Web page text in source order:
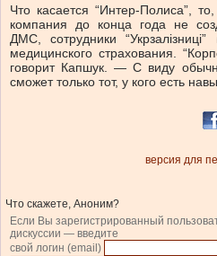
Что касается “Интер-Полиса”,
компания до конца года не
ДМС, сотрудники
медицинского страхования.
говорит Капшук. — С виду
сможет только тот, у кого есть
версия для
Что скажете, Аноним?
Если Вы зарегистрированный
дискуссии — введите
свой логин (email)